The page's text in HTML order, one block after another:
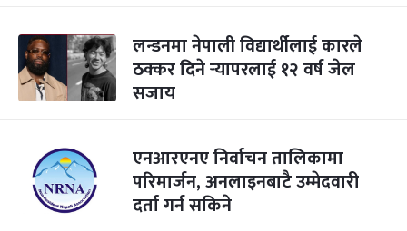
लन्डनमा नेपाली विद्यार्थीलाई कारले
ठक्कर दिने र्‍यापरलाई १२ वर्ष जेल
सजाय
एनआरएनए निर्वाचन तालिकामा
परिमार्जन, अनलाइनबाटै उम्मेदवारी
दर्ता गर्न सकिने